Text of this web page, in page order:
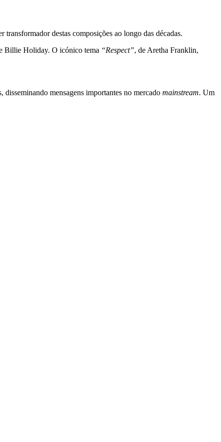
transformador destas composições ao longo das décadas.
Billie Holiday. O icónico tema “Respect”, de Aretha Franklin,
disseminando mensagens importantes no mercado mainstream. Um